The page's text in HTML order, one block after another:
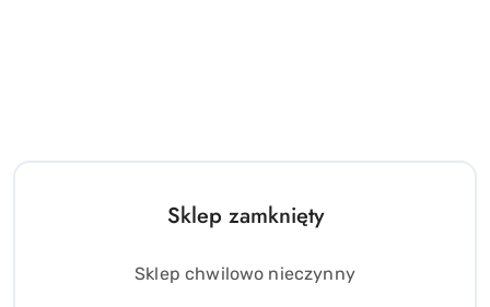
Sklep zamknięty
Sklep chwilowo nieczynny